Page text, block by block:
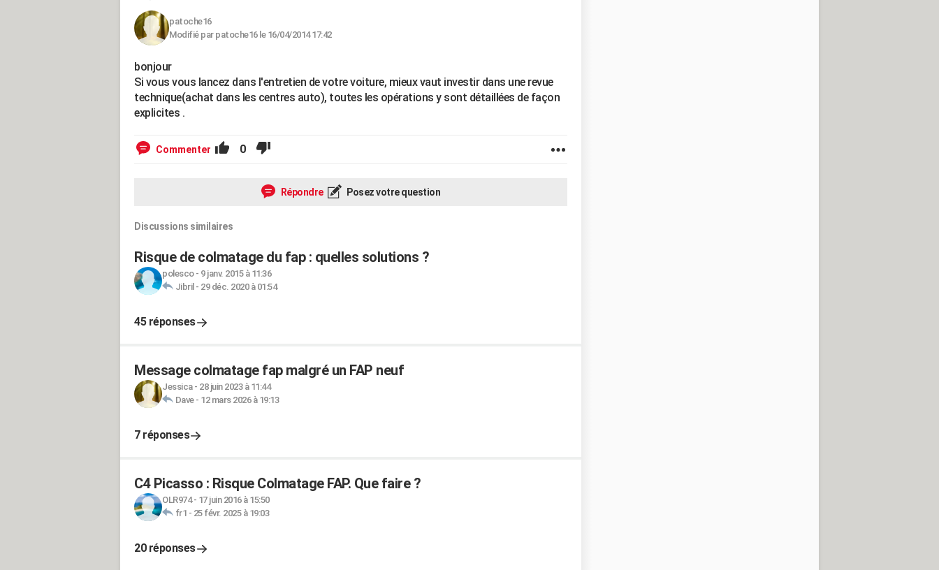
patoche16
Modifié par patoche16 le 16/04/2014 17:42
bonjour
Si vous vous lancez dans l'entretien de votre voiture, mieux vaut investir dans une revue
technique(achat dans les centres auto), toutes les opérations y sont détaillées de façon
explicites .
Commenter 0
Répondre Posez votre question
Discussions similaires
Risque de colmatage du fap : quelles solutions ?
polesco- 9 janv. 2015 à 11:36
Jibril - 29 déc. 2020 à 01:54
45 réponses
Message colmatage fap malgré un FAP neuf
Jessica- 28 juin 2023 à 11:44
Dave- 12 mars 2026 à 19:13
7 réponses
C4 Picasso : Risque Colmatage FAP. Que faire ?
OLR974- 17 juin 2016 à 15:50
fr1 - 25 févr. 2025 à 19:03
20 réponses